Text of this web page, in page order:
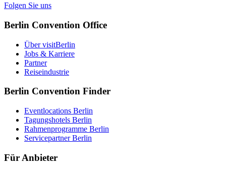
Folgen Sie uns
Berlin Convention Office
Über visitBerlin
Jobs & Karriere
Partner
Reiseindustrie
Berlin Convention Finder
Eventlocations Berlin
Tagungshotels Berlin
Rahmenprogramme Berlin
Servicepartner Berlin
Für Anbieter